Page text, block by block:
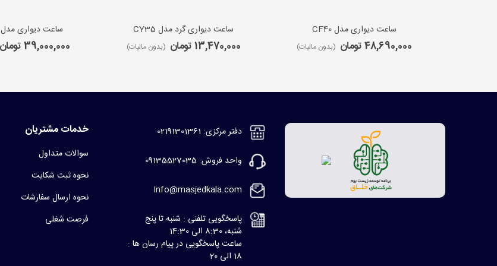
ساعت دیواری مدل CF40
48,690,000 تومان (بدون مالیات)
ساعت دیواری گرد مدل CY35
13,470,000 تومان (بدون مالیات)
ساعت دیواری مدل iClock105
39,000,000 تومان
دفتر مرکزی: 02191301361
واحد فروش: 09135527035
Info@masjedkala.com
پاسخگویی تلفنی : شنبه تا پنج
شنبه، 8:30 الی 14:30
ساعت پاسخگویی در پیام رسان ها :
18 الی 20
خدمات مشتریان
سوالات متداول
نحوه ثبت شکایت
نحوه ارسال سفارشات
فرصت شغلی